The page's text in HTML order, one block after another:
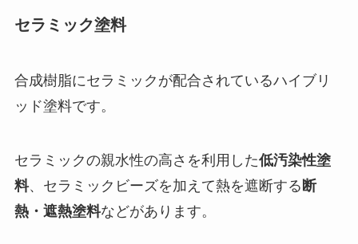
セラミック塗料
合成樹脂にセラミックが配合されているハイブリ
ッド塗料です。
セラミックの親水性の高さを利用した低汚染性塗
料、セラミックビーズを加えて熱を遮断する 断
熱・遮熱塗料などがあります。